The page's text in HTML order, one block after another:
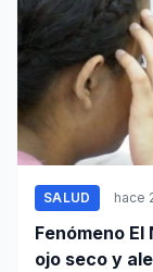
SALUD hace
Fenómeno
ojo seco y